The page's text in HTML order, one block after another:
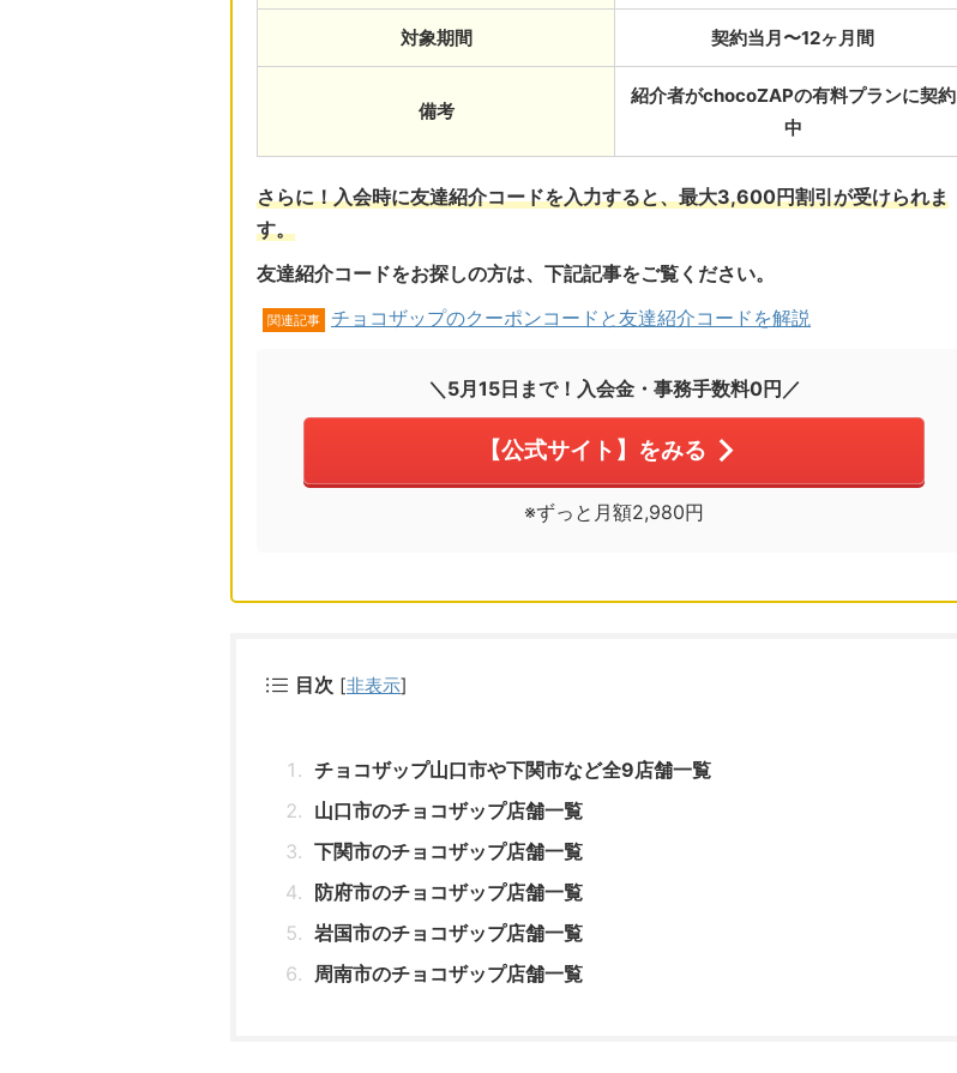
対象期間 契約当月〜12ヶ月間
備考
紹介者がchocoZAPの有料プランに契約
中
さらに！入会時に友達紹介コードを入力すると、最大3,600円割引が受けられま
す。
友達紹介コードをお探しの方は、下記記事をご覧ください。
関連記事 チョコザップのクーポンコードと友達紹介コードを解説
＼5月15日まで！入会金・事務手数料0円／
【公式サイト】をみる
※ずっと月額2,980円
目次 [非表示]
チョコザップ山口市や下関市など全9店舗一覧
山口市のチョコザップ店舗一覧
下関市のチョコザップ店舗一覧
防府市のチョコザップ店舗一覧
岩国市のチョコザップ店舗一覧
周南市のチョコザップ店舗一覧